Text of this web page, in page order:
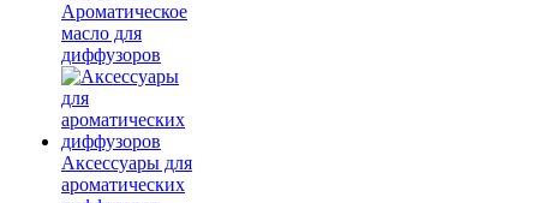
Ароматическое
масло для
диффузоров
Аксессуары для
ароматических